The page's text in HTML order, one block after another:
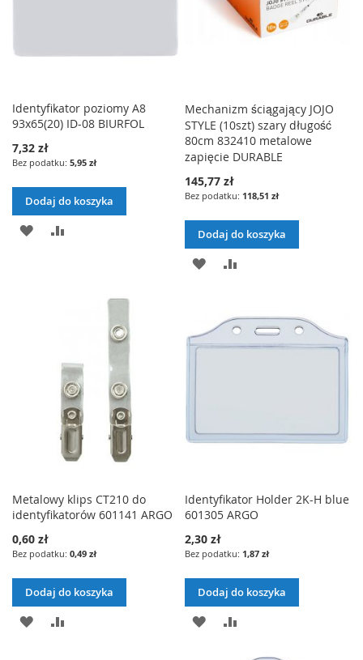
Identyfikator poziomy A8
93x65(20) ID-08 BIURFOL
7,32 zł
5,95 zł
Dodaj do koszyka
DODAJ
Mechanizm ściągający JOJO
STYLE (10szt) szary długość
80cm 832410 metalowe
zapięcie DURABLE
145,77 zł
118,51 zł
Dodaj do koszyka
DODAJ
LISTY
ŻYCZEŃ
Metalowy klips CT210 do
identyfikatorów 601141 ARGO
0,60 zł
0,49 zł
Dodaj do koszyka
DODAJ
Identyfikator Holder 2K-H blue
601305 ARGO
2,30 zł
1,87 zł
Dodaj do koszyka
DODAJ